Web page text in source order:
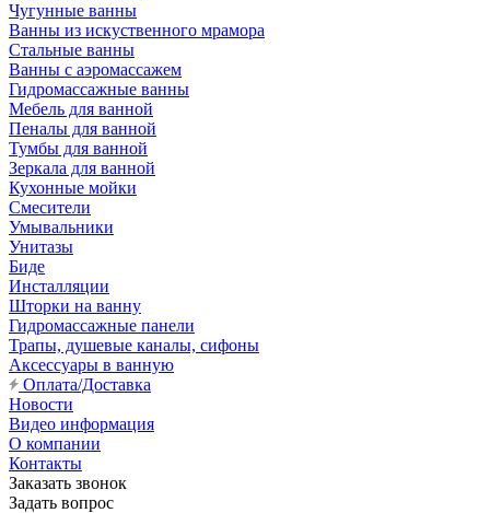
Чугунные ванны
Ванны из искуственного мрамора
Стальные ванны
Ванны с аэромассажем
Гидромассажные ванны
Мебель для ванной
Пеналы для ванной
Тумбы для ванной
Зеркала для ванной
Кухонные мойки
Смесители
Умывальники
Унитазы
Биде
Инсталляции
Шторки на ванну
Гидромассажные панели
Трапы, душевые каналы, сифоны
Аксессуары в ванную
Оплата/Доставка
Новости
Видео информация
О компании
Контакты
Заказать звонок
Задать вопрос